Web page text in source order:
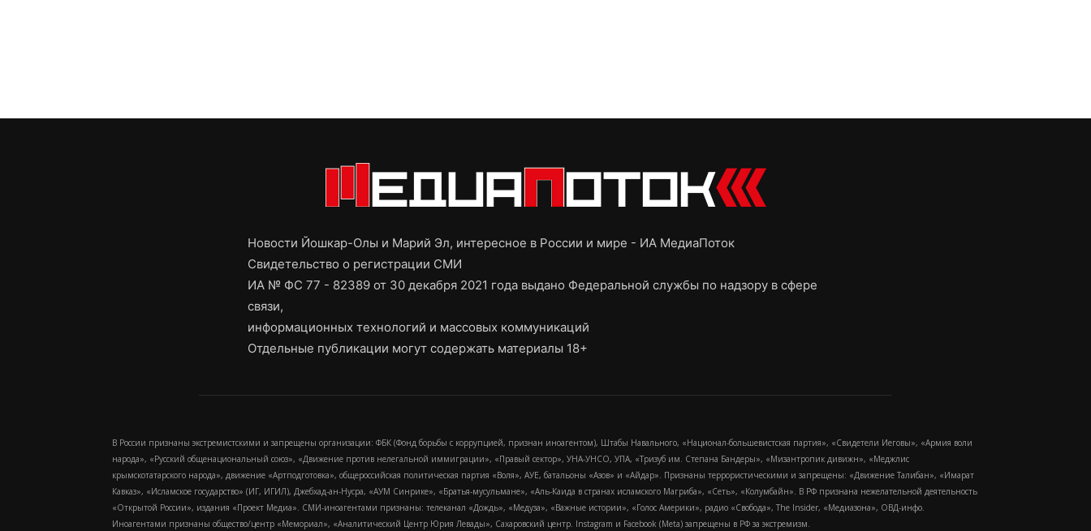
Новости Йошкар-Олы и Марий Эл, интересное в России и мире - ИА МедиаПоток
Свидетельство о регистрации СМИ
ИА № ФС 77 - 82389 от 30 декабря 2021 года выдано Федеральной службы по надзору в сфере
связи,
информационных технологий и массовых коммуникаций
Отдельные публикации могут содержать материалы 18+
В России признаны экстремистскими и запрещены организации: ФБК (Фонд борьбы с коррупцией, признан иноагентом), Штабы Навального, «Национал-большевистская партия», «Свидетели Иеговы», «Армия воли
народа», «Русский общенациональный союз», «Движение против нелегальной иммиграции», «Правый сектор», УНА-УНСО, УПА, «Тризуб им. Степана Бандеры», «Мизантропик дивижн», «Меджлис
крымскотатарского народа», движение «Артподготовка», общероссийская политическая партия «Воля», АУЕ, батальоны «Азов» и «Айдар». Признаны террористическими и запрещены: «Движение Талибан», «Имарат
Кавказ», «Исламское государство» (ИГ, ИГИЛ), Джебхад-ан-Нусра, «АУМ Синрике», «Братья-мусульмане», «Аль-Каида в странах исламского Магриба», «Сеть», «Колумбайн». В РФ признана нежелательной деятельность
«Открытой России», издания «Проект Медиа». СМИ-иноагентами признаны: телеканал «Дождь», «Медуза», «Важные истории», «Голос Америки», радио «Свобода», The Insider, «Медиазона», ОВД-инфо.
Иноагентами признаны общество/центр «Мемориал», «Аналитический Центр Юрия Левады», Сахаровский центр. Instagram и Facebook (Metа) запрещены в РФ за экстремизм.